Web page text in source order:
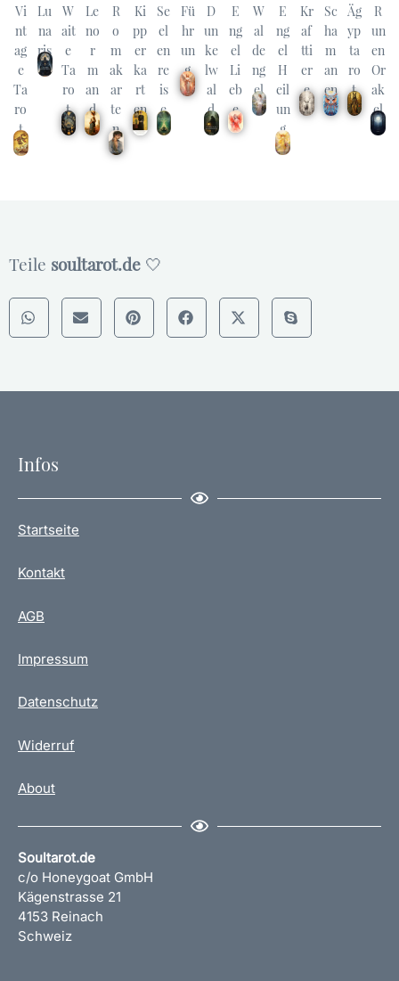
Vi
nt
ag
e
Ta
ro
t
Lu
na
ris
W
ait
e
Ta
ro
t
Le
no
r
m
an
d
R
o
m
ak
ar
te
n
Ki
pp
er
ka
rt
en
Se
el
en
re
is
e
Fü
hr
un
g
D
un
ke
lw
al
d
E
ng
el
Li
eb
e
W
al
de
ng
el
E
ng
el
H
eil
un
g
Kr
af
tti
er
e
Sc
ha
m
an
en
Äg
yp
ta
ro
t
R
un
en
Or
ak
el
Teile soultarot.de 🤍
Infos
Startseite
Kontakt
AGB
Impressum
Datenschutz
Widerruf
About
Soultarot.de
c/o Honeygoat GmbH
Kägenstrasse 21
4153 Reinach
Schweiz